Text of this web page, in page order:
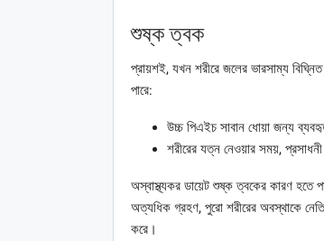
শুষ্ক ত্বক
প্রায়শই, যখন শরীরে জলের ভারসাম্য
পারে:
উচ্চ পিএইচ সাবান ধোয়া জন্য
শরীরের যত্ন নেওয়ার সময়,
অস্বাস্থ্যকর ডায়েট শুষ্ক ত্বকের কারণ হতে
অত্যধিক গ্রহণ, পুরো শরীরের অবস্থাকে
করে।